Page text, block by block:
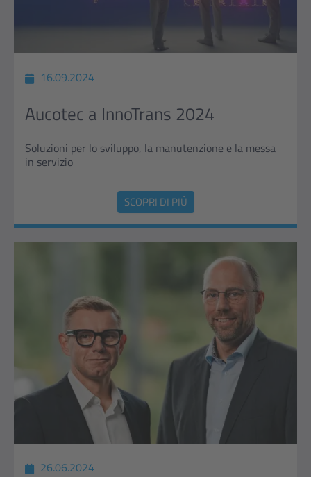
16.09.2024
Aucotec a InnoTrans 2024
Soluzioni per lo sviluppo, la manutenzione e la messa
in servizio
SCOPRI DI PIÙ
26.06.2024